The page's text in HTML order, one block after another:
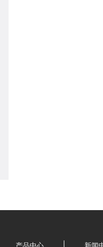
产品中心 新闻